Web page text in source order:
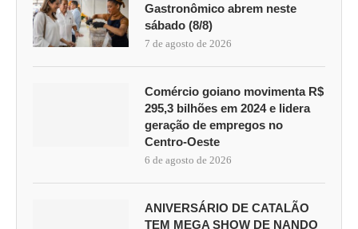
Gastronômico abrem neste
sábado (8/8)
7 de agosto de 2026
Comércio goiano movimenta R$
295,3 bilhões em 2024 e lidera
geração de empregos no
Centro-Oeste
6 de agosto de 2026
ANIVERSÁRIO DE CATALÃO
TEM MEGA SHOW DE NANDO